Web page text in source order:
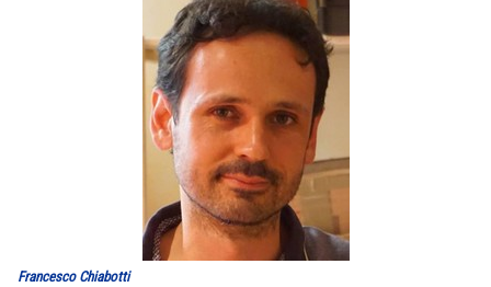
Francesco Chiabotti